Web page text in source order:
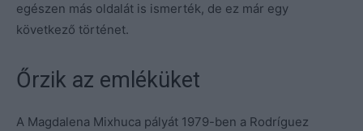
egészen más oldalát is ismerték, de ez már egy
következő történet.
Őrzik az emléküket
A Magdalena Mixhuca pályát 1979-ben a Rodríguez